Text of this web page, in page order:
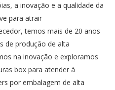
a inovação e a qualidade da
para atrair
temos mais de 20 anos
de produção de alta
na inovação e exploramos
box para atender à
por embalagem de alta